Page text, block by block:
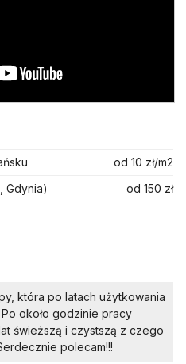
od 10 zł/m2
Gdynia)
od 150 zł
która po latach użytkowania
około godzinie pracy
świeższą i czystszą z czego
polecam!!!